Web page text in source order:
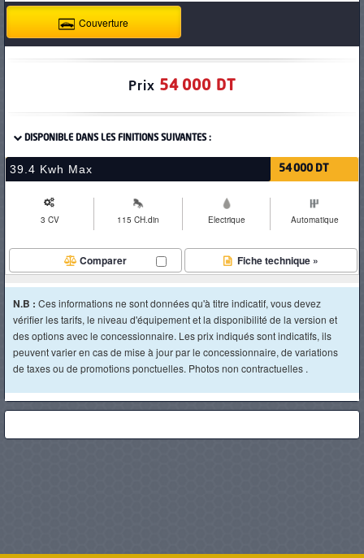
Couverture
Prix 54 000 DT
DISPONIBLE DANS LES FINITIONS SUIVANTES :
39.4 Kwh Max 54 000 DT
3 CV 115 CH.din Electrique Automatique
Fiche technique »
Comparer
N.B : Ces informations ne sont données qu'à titre indicatif, vous devez
vérifier les tarifs, le niveau d'équipement et la disponibilité de la version et
des options avec le concessionnaire. Les prix indiqués sont indicatifs, ils
peuvent varier en cas de mise à jour par le concessionnaire, de variations
de taxes ou de promotions ponctuelles. Photos non contractuelles .